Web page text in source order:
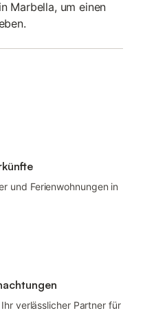
Marbella, um einen
und Ferienwohnungen in
verlässlicher Partner für